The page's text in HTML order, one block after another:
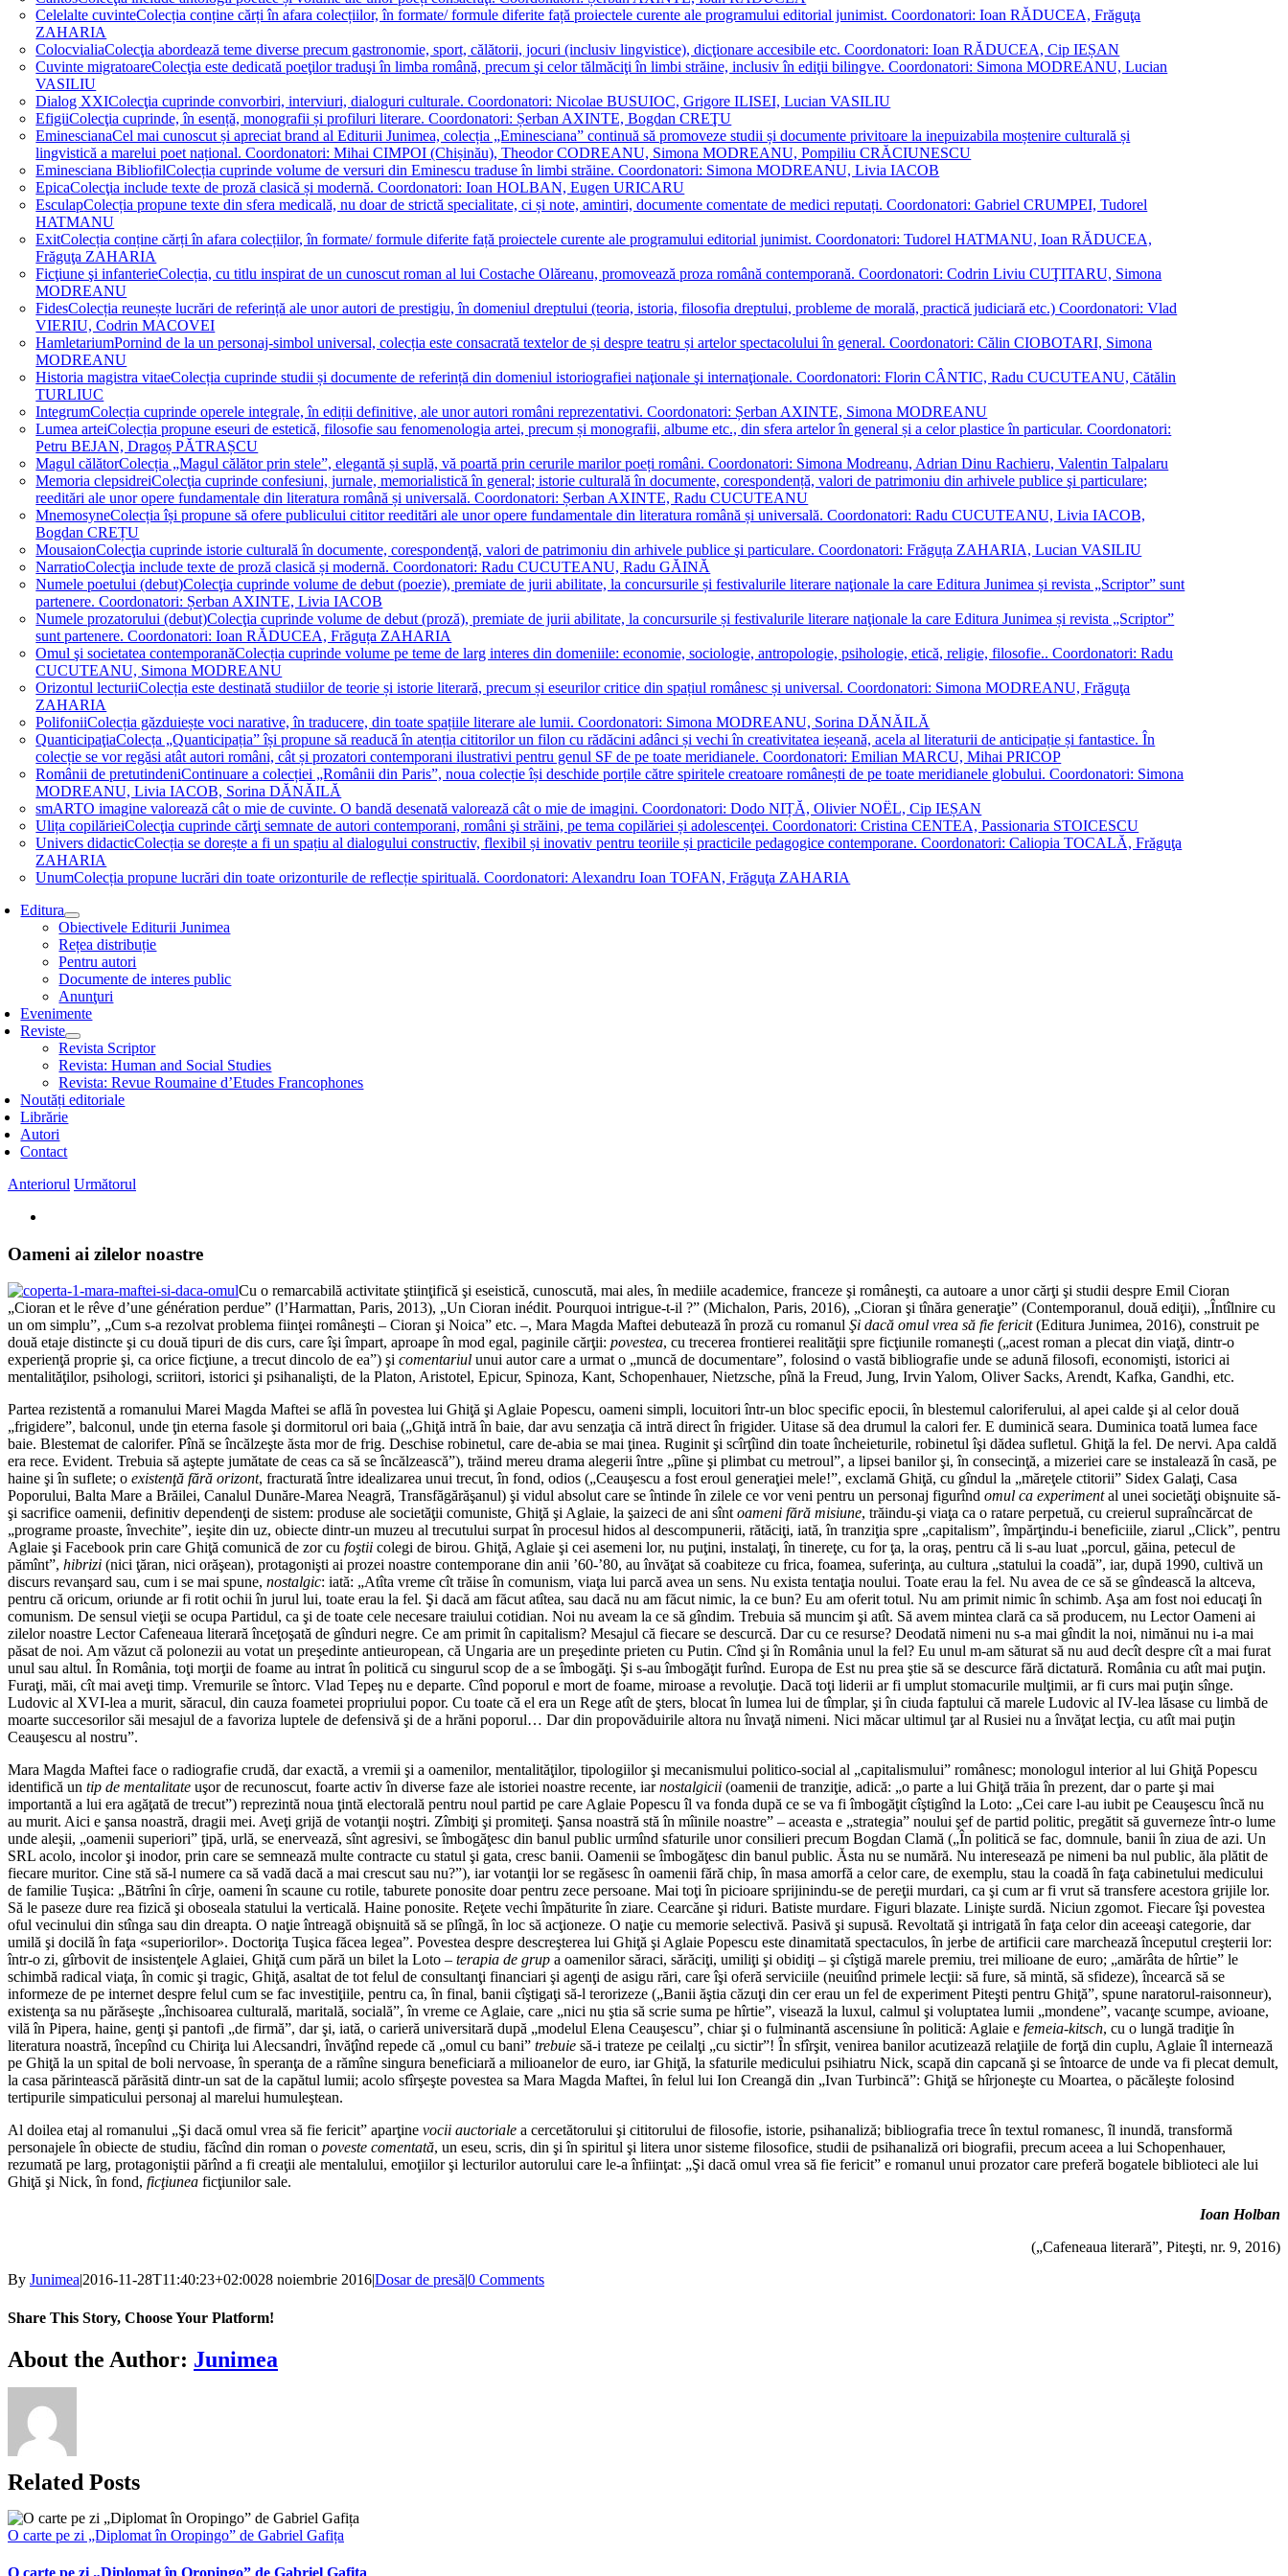
Celelalte cuvinteColecția conține cărți în afara colecțiilor, în formate/ formule diferite față proiectele curente ale programului editorial junimist. Coordonatori: Ioan RĂDUCEA, Frăguţa
ZAHARIA
ColocvialiaColecţia abordează teme diverse precum gastronomie, sport, călătorii, jocuri (inclusiv lingvistice), dicţionare accesibile etc. Coordonatori: Ioan RĂDUCEA, Cip IEȘAN
Cuvinte migratoareColecţia este dedicată poeţilor traduşi în limba română, precum şi celor tălmăciţi în limbi străine, inclusiv în ediţii bilingve. Coordonatori: Simona MODREANU, Lucian
VASILIU
Dialog XXIColecţia cuprinde convorbiri, interviuri, dialoguri culturale. Coordonatori: Nicolae BUSUIOC, Grigore ILISEI, Lucian VASILIU
EfigiiColecţia cuprinde, în esență, monografii și profiluri literare. Coordonatori: Șerban AXINTE, Bogdan CREŢU
EminescianaCel mai cunoscut și apreciat brand al Editurii Junimea, colecția „Eminesciana” continuă să promoveze studii și documente privitoare la inepuizabila moștenire culturală și
lingvistică a marelui poet național. Coordonatori: Mihai CIMPOI (Chișinău), Theodor CODREANU, Simona MODREANU, Pompiliu CRĂCIUNESCU
Eminesciana BibliofilColecția cuprinde volume de versuri din Eminescu traduse în limbi străine. Coordonatori: Simona MODREANU, Livia IACOB
EpicaColecţia include texte de proză clasică și modernă. Coordonatori: Ioan HOLBAN, Eugen URICARU
EsculapColecția propune texte din sfera medicală, nu doar de strictă specialitate, ci și note, amintiri, documente comentate de medici reputați. Coordonatori: Gabriel CRUMPEI, Tudorel
HATMANU
ExitColecția conține cărți în afara colecțiilor, în formate/ formule diferite față proiectele curente ale programului editorial junimist. Coordonatori: Tudorel HATMANU, Ioan RĂDUCEA,
Frăguţa ZAHARIA
Ficţiune şi infanterieColecția, cu titlu inspirat de un cunoscut roman al lui Costache Olăreanu, promovează proza română contemporană. Coordonatori: Codrin Liviu CUŢITARU, Simona
MODREANU
FidesColecția reunește lucrări de referință ale unor autori de prestigiu, în domeniul dreptului (teoria, istoria, filosofia dreptului, probleme de morală, practică judiciară etc.) Coordonatori: Vlad
VIERIU, Codrin MACOVEI
HamletariumPornind de la un personaj-simbol universal, colecția este consacrată textelor de și despre teatru și artelor spectacolului în general. Coordonatori: Călin CIOBOTARI, Simona
MODREANU
Historia magistra vitaeColecția cuprinde studii și documente de referință din domeniul istoriografiei naţionale şi internaţionale. Coordonatori: Florin CÂNTIC, Radu CUCUTEANU, Cătălin
TURLIUC
IntegrumColecția cuprinde operele integrale, în ediții definitive, ale unor autori români reprezentativi. Coordonatori: Șerban AXINTE, Simona MODREANU
Lumea arteiColecția propune eseuri de estetică, filosofie sau fenomenologia artei, precum și monografii, albume etc., din sfera artelor în general și a celor plastice în particular. Coordonatori:
Petru BEJAN, Dragoș PĂTRAȘCU
Magul călătorColecția „Magul călător prin stele”, elegantă și suplă, vă poartă prin cerurile marilor poeți români. Coordonatori: Simona Modreanu, Adrian Dinu Rachieru, Valentin Talpalaru
Memoria clepsidreiColecţia cuprinde confesiuni, jurnale, memorialistică în general; istorie culturală în documente, corespondență, valori de patrimoniu din arhivele publice şi particulare;
reeditări ale unor opere fundamentale din literatura română și universală. Coordonatori: Șerban AXINTE, Radu CUCUTEANU
MnemosyneColecția își propune să ofere publicului cititor reeditări ale unor opere fundamentale din literatura română și universală. Coordonatori: Radu CUCUTEANU, Livia IACOB,
Bogdan CREȚU
MousaionColecţia cuprinde istorie culturală în documente, corespondenţă, valori de patrimoniu din arhivele publice şi particulare. Coordonatori: Frăguța ZAHARIA, Lucian VASILIU
NarratioColecţia include texte de proză clasică și modernă. Coordonatori: Radu CUCUTEANU, Radu GĂINĂ
Numele poetului (debut)Colecţia cuprinde volume de debut (poezie), premiate de jurii abilitate, la concursurile și festivalurile literare naţionale la care Editura Junimea și revista „Scriptor” sunt
partenere. Coordonatori: Șerban AXINTE, Livia IACOB
Numele prozatorului (debut)Colecţia cuprinde volume de debut (proză), premiate de jurii abilitate, la concursurile și festivalurile literare naţionale la care Editura Junimea și revista „Scriptor”
sunt partenere. Coordonatori: Ioan RĂDUCEA, Frăguța ZAHARIA
Omul şi societatea contemporanăColecția cuprinde volume pe teme de larg interes din domeniile: economie, sociologie, antropologie, psihologie, etică, religie, filosofie.. Coordonatori: Radu
CUCUTEANU, Simona MODREANU
Orizontul lecturiiColecția este destinată studiilor de teorie și istorie literară, precum și eseurilor critice din spațiul românesc și universal. Coordonatori: Simona MODREANU, Frăguţa
ZAHARIA
PolifoniiColecția găzduiește voci narative, în traducere, din toate spațiile literare ale lumii. Coordonatori: Simona MODREANU, Sorina DĂNĂILĂ
QuanticipaţiaColecța „Quanticipația” își propune să readucă în atenția cititorilor un filon cu rădăcini adânci și vechi în creativitatea ieșeană, acela al literaturii de anticipație și fantastice. În
colecție se vor regăsi atât autori români, cât și prozatori contemporani ilustrativi pentru genul SF de pe toate meridianele. Coordonatori: Emilian MARCU, Mihai PRICOP
Românii de pretutindeniContinuare a colecției „Românii din Paris”, noua colecție își deschide porțile către spiritele creatoare românești de pe toate meridianele globului. Coordonatori: Simona
MODREANU, Livia IACOB, Sorina DĂNĂILĂ
smARTO imagine valorează cât o mie de cuvinte. O bandă desenată valorează cât o mie de imagini. Coordonatori: Dodo NIȚĂ, Olivier NOËL, Cip IEȘAN
Ulița copilărieiColecţia cuprinde cărţi semnate de autori contemporani, români şi străini, pe tema copilăriei și adolescenţei. Coordonatori: Cristina CENTEA, Passionaria STOICESCU
Univers didacticColecția se dorește a fi un spațiu al dialogului constructiv, flexibil și inovativ pentru teoriile și practicile pedagogice contemporane. Coordonatori: Caliopia TOCALĂ, Frăguţa
ZAHARIA
UnumColecția propune lucrări din toate orizonturile de reflecție spirituală. Coordonatori: Alexandru Ioan TOFAN, Frăguţa ZAHARIA
Editura
Obiectivele Editurii Junimea
Rețea distribuție
Pentru autori
Documente de interes public
Anunţuri
Evenimente
Reviste
Revista Scriptor
Revista: Human and Social Studies
Revista: Revue Roumaine d’Etudes Francophones
Noutăți editoriale
Librărie
Autori
Contact
Anteriorul Următorul
Image
Oameni ai zilelor noastre
Cu o remarcabilă activitate ştiinţifică şi eseistică, cunoscută, mai ales, în mediile academice, franceze şi româneşti, ca autoare a unor cărţi şi studii despre Emil Cioran
„Cioran et le rêve d’une génération perdue” (l’Harmattan, Paris, 2013), „Un Cioran inédit. Pourquoi intrigue-t-il ?” (Michalon, Paris, 2016), „Cioran şi tînăra generaţie” (Contemporanul, două ediţii), „Întîlnire cu
un om simplu”, „Cum s-a rezolvat problema fiinţei româneşti – Cioran şi Noica” etc. –, Mara Magda Maftei debutează în proză cu romanul Şi dacă omul vrea să fie fericit(Editura Junimea, 2016), construit pe
două etaje distincte şi cu două tipuri de dis curs, care îşi împart, aproape în mod egal, paginile cărţii: povestea, cu trecerea frontierei realităţii spre ficţiunile romaneşti („acest roman a plecat din viaţă, dintr-o
experienţă proprie şi, ca orice ficţiune, a trecut dincolo de ea”) şi comentariul unui autor care a urmat o „muncă de documentare”, folosind o vastă bibliografie unde se adună filosofi, economişti, istorici ai
mentalităţilor, psihologi, scriitori, istorici şi psihanalişti, de la Platon, Aristotel, Epicur, Spinoza, Kant, Schopenhauer, Nietzsche, pînă la Freud, Jung, Irvin Yalom, Oliver Sacks, Arendt, Kafka, Gandhi, etc.
Partea rezistentă a romanului Marei Magda Maftei se află în povestea lui Ghiţă şi Aglaie Popescu, oameni simpli, locuitori într-un bloc specific epocii, în blestemul caloriferului, al apei calde şi al celor două
„frigidere”, balconul, unde ţin eterna fasole şi dormitorul ori baia („Ghiţă intră în baie, dar avu senzaţia că intră direct în frigider. Uitase să dea drumul la calori fer. E duminică seara. Duminica toată lumea face
baie. Blestemat de calorifer. Pînă se încălzeşte ăsta mor de frig. Deschise robinetul, care de-abia se mai ţinea. Ruginit şi scîrţîind din toate încheieturile, robinetul îşi dădea sufletul. Ghiţă la fel. De nervi. Apa caldă
era rece. Evident. Trebuia să aştepte jumătate de ceas ca să se încălzească”), trăind mereu drama alegerii între „pîine şi plimbat cu metroul”, a lipsei banilor şi, în consecinţă, a mizeriei care se instalează în casă, pe
haine şi în suflete; o existenţă fără orizont, fracturată între idealizarea unui trecut, în fond, odios („Ceauşescu a fost eroul generaţiei mele!”, exclamă Ghiţă, cu gîndul la „măreţele ctitorii” Sidex Galaţi, Casa
Poporului, Balta Mare a Brăilei, Canalul Dunăre-Marea Neagră, Transfăgărăşanul) şi vidul absolut care se întinde în zilele ce vor veni pentru un personaj figurînd omul ca experimental unei societăţi obişnuite să-
şi sacrifice oamenii, definitiv dependenţi de sistem: produse ale societăţii comuniste, Ghiţă şi Aglaie, la şaizeci de ani sîntoameni fără misiune, trăindu-şi viaţa ca o ratare perpetuă, cu creierul supraîncărcat de
„programe proaste, învechite”, ieşite din uz, obiecte dintr-un muzeu al trecutului surpat în procesul hidos al descompunerii, rătăciţi, iată, în tranziţia spre „capitalism”, împărţindu-i beneficiile, ziarul „Click”, pentru
Aglaie şi Facebook prin care Ghiţă comunică de zor cu foştii colegi de birou. Ghiţă, Aglaie şi cei asemeni lor, nu puţini, instalaţi, în tinereţe, cu for ţa, la oraş, pentru că li s-au luat „porcul, găina, petecul de
pămînt”, hibrizi (nici ţăran, nici orăşean), protagonişti ai prozei noastre contemporane din anii ’60-’80, au învăţat să coabiteze cu frica, foamea, suferinţa, au cultura „statului la coadă”, iar, după 1990, cultivă un
discurs revanşard sau, cum i se mai spune, nostalgic: iată: „Atîta vreme cît trăise în comunism, viaţa lui parcă avea un sens. Nu exista tentaţia noului. Toate erau la fel. Nu avea de ce să se gîndească la altceva,
pentru că oricum, oriunde ar fi rotit ochii în jurul lui, toate erau la fel. Şi dacă am făcut atîtea, sau dacă nu am făcut nimic, la ce bun? Eu am oferit totul. Nu am primit nimic în schimb. Aşa am fost noi educaţi în
comunism. De sensul vieţii se ocupa Partidul, ca şi de toate cele necesare traiului cotidian. Noi nu aveam la ce să gîndim. Trebuia să muncim şi atît. Să avem mintea clară ca să producem, nu Lector Oameni ai
zilelor noastre Lector Cafeneaua literară înceţoşată de gînduri negre. Ce am primit în capitalism? Mesajul că fiecare se descurcă. Dar cu ce resurse? Deodată nimeni nu s-a mai gîndit la noi, nimănui nu i-a mai
păsat de noi. Am văzut că polonezii au votat un preşedinte antieuropean, că Ungaria are un preşedinte prieten cu Putin. Cînd şi în România unul la fel? Eu unul m-am săturat să nu aud decît despre cît a mai furat
unul sau altul. În România, toţi morţii de foame au intrat în politică cu singurul scop de a se îmbogăţi. Şi s-au îmbogăţit furînd. Europa de Est nu prea ştie să se descurce fără dictatură. România cu atît mai puţin.
Furaţi, măi, cît mai aveţi timp. Vremurile se întorc. Vlad Tepeş nu e departe. Cînd poporul e mort de foame, miroase a revoluţie. Dacă toţi liderii ar fi umplut stomacurile mulţimii, ar fi curs mai puţin sînge.
Ludovic al XVI-lea a murit, săracul, din cauza foametei propriului popor. Cu toate că el era un Rege atît de şters, blocat în lumea lui de tîmplar, şi în ciuda faptului că marele Ludovic al IV-lea lăsase cu limbă de
moarte succesorilor săi mesajul de a favoriza luptele de defensivă şi de a hrăni poporul… Dar din propovăduirile altora nu învaţă nimeni. Nici măcar ultimul ţar al Rusiei nu a învăţat lecţia, cu atît mai puţin
Ceauşescu al nostru”.
Mara Magda Maftei face o radiografie crudă, dar exactă, a vremii şi a oamenilor, mentalităţilor, tipologiilor şi mecanismului politico-social al „capitalismului” românesc; monologul interior al lui Ghiţă Popescu
identifică un tip de mentalitate uşor de recunoscut, foarte activ în diverse faze ale istoriei noastre recente, iarnostalgicii (oamenii de tranziţie, adică: „o parte a lui Ghiţă trăia în prezent, dar o parte şi mai
importantă a lui era agăţată de trecut”) reprezintă noua ţintă electorală pentru noul partid pe care Aglaie Popescu îl va fonda după ce se va fi îmbogăţit cîştigînd la Loto: „Cei care l-au iubit pe Ceauşescu încă nu
au murit. Aici e şansa noastră, dragii mei. Aveţi grijă de votanţii noştri. Zîmbiţi şi promiteţi. Şansa noastră stă în mîinile noastre” – aceasta e „strategia” noului şef de partid politic, pregătit să guverneze într-o lume
unde aleşii, „oamenii superiori” ţipă, urlă, se enervează, sînt agresivi, se îmbogăţesc din banul public urmînd sfaturile unor consilieri precum Bogdan Clamă („În politică se fac, domnule, banii în ziua de azi. Un
SRL acolo, incolor şi inodor, prin care se semnează multe contracte cu statul şi gata, cresc banii. Oamenii se îmbogăţesc din banul public. Ăsta nu se numără. Nu interesează pe nimeni ba nul public, ăla plătit de
fiecare muritor. Cine stă să-l numere ca să vadă dacă a mai crescut sau nu?”), iar votanţii lor se regăsesc în oamenii fără chip, în masa amorfă a celor care, de exemplu, stau la coadă în faţa cabinetului medicului
de familie Tuşica: „Bătrîni în cîrje, oameni în scaune cu rotile, taburete ponosite doar pentru zece persoane. Mai toţi în picioare sprijinindu-se de pereţii murdari, ca şi cum ar fi vrut să transfere acestora grijile lor.
Să le paseze dure rea fizică şi oboseala statului la verticală. Haine ponosite. Reţete vechi împăturite în ziare. Cearcăne şi riduri. Batiste murdare. Figuri blazate. Linişte surdă. Niciun zgomot. Fiecare îşi povestea
oful vecinului din stînga sau din dreapta. O naţie întreagă obişnuită să se plîngă, în loc să acţioneze. O naţie cu memorie selectivă. Pasivă şi supusă. Revoltată şi intrigată în faţa celor din aceeaşi categorie, dar
umilă şi docilă în faţa «superiorilor». Doctoriţa Tuşica făcea legea”. Povestea despre descreşterea lui Ghiţă şi Aglaie Popescu este dinamitată spectaculos, în jerbe de artificii care marchează începutul creşterii lor:
într-o zi, gîrbovit de insistenţele Aglaiei, Ghiţă cum pără un bilet la Loto – terapia de grup a oamenilor săraci, sărăciţi, umiliţi şi obidiţi – şi cîştigă marele premiu, trei milioane de euro; „amărâta de hîrtie” le
schimbă radical viaţa, în comic şi tragic, Ghiţă, asaltat de tot felul de consultanţi financiari şi agenţi de asigu rări, care îşi oferă serviciile (neuitînd primele lecţii: să fure, să mintă, să sfideze), încearcă să se
informeze de pe internet despre felul cum se fac investiţiile, pentru ca, în final, banii cîştigaţi să-l terorizeze („Banii ăştia căzuţi din cer erau un fel de experiment Piteşti pentru Ghiţă”, spune naratorul-raisonneur),
existenţa sa nu părăseşte „închisoarea culturală, maritală, socială”, în vreme ce Aglaie, care „nici nu ştia să scrie suma pe hîrtie”, visează la luxul, calmul şi voluptatea lumii „mondene”, vacanţe scumpe, avioane,
vilă în Pipera, haine, genţi şi pantofi „de firmă”, dar şi, iată, o carieră universitară după „modelul Elena Ceauşescu”, chiar şi o fulminantă ascensiune în politică: Aglaie e femeia-kitsch, cu o lungă tradiţie în
literatura noastră, începînd cu Chiriţa lui Alecsandri, învăţînd repede că „omul cu bani” trebuie să-i trateze pe ceilalţi „cu sictir”! În sfîrşit, venirea banilor acutizează relaţiile de forţă din cuplu, Aglaie îl internează
pe Ghiţă la un spital de boli nervoase, în speranţa de a rămîne singura beneficiară a milioanelor de euro, iar Ghiţă, la sfaturile medicului psihiatru Nick, scapă din capcană şi se întoarce de unde va fi plecat demult,
la casa părintească părăsită dintr-un sat de la capătul lumii; acolo sfîrşeşte povestea sa Mara Magda Maftei, în felul lui Ion Creangă din „Ivan Turbincă”: Ghiţă se hîrjoneşte cu Moartea, o păcăleşte folosind
tertipurile simpaticului personaj al marelui humuleştean.
Al doilea etaj al romanului „Şi dacă omul vrea să fie fericit” aparţine vocii auctoriale a cercetătorului şi cititorului de filosofie, istorie, psihanaliză; bibliografia trece în textul romanesc, îl inundă, transformă
personajele în obiecte de studiu, făcînd din roman o poveste comentată, un eseu, scris, din şi în spiritul şi litera unor sisteme filosofice, studii de psihanaliză ori biografii, precum aceea a lui Schopenhauer,
rezumată pe larg, protagoniştii părînd a fi creaţii ale mentalului, emoţiilor şi lecturilor autorului care le-a înfiinţat: „Şi dacă omul vrea să fie fericit” e romanul unui prozator care preferă bogatele biblioteci ale lui
Ghiţă şi Nick, în fond, ficţiunea ficţiunilor sale.
Ioan Holban
(„Cafeneaua literară”, Piteşti, nr. 9, 2016)
By Junimea|2016-11-28T11:40:23+02:0028 noiembrie 2016|Dosar de presă|0 Comments
Share This Story, Choose Your Platform!
Facebook
X
Bluesky
Reddit
LinkedIn
WhatsApp
Telegram
Tumblr
Xing
Email
Copy
Link
About the Author: Junimea
Related Posts
O carte pe zi „Diplomat în Oropingo” de Gabriel Gafița